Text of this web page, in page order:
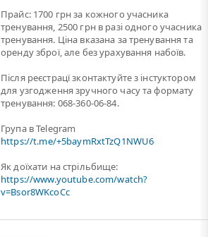
Прайс: 1700 грн за кожного учасника
тренування, 2500 грн в разі одного учасника
тренування. Ціна вказана за тренування та
оренду зброї, але без урахування набоїв.
Після реєстрацї зконтактуйте з інстуктором
для узгодження зручного часу та формату
тренування: 068-360-06-84.
Група в Telegram
https://t.me/+5baymRxtTzQ1NWU6
Як доїхати на стрільбище:
https://www.youtube.com/watch?
v=Bsor8WKcoCc